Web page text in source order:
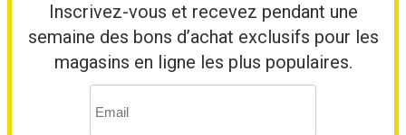
Inscrivez-vous et recevez pendant une
semaine des bons d’achat exclusifs pour les
magasins en ligne les plus populaires.